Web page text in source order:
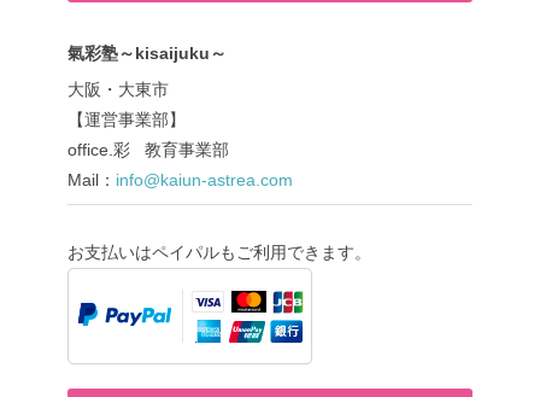
氣彩塾～kisaijuku～
大阪・大東市
【運営事業部】
office.彩 教育事業部
Mail： info@kaiun-astrea.com
お支払いはペイパルもご利用できます。